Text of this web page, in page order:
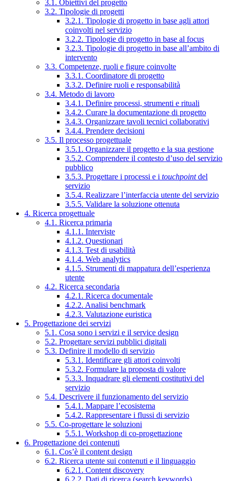
3.1. Obiettivi del progetto
3.2. Tipologie di progetti
3.2.1. Tipologie di progetto in base agli attori
coinvolti nel servizio
3.2.2. Tipologie di progetto in base al focus
3.2.3. Tipologie di progetto in base all’ambito di
intervento
3.3. Competenze, ruoli e figure coinvolte
3.3.1. Coordinatore di progetto
3.3.2. Definire ruoli e responsabilità
3.4. Metodo di lavoro
3.4.1. Definire processi, strumenti e rituali
3.4.2. Curare la documentazione di progetto
3.4.3. Organizzare tavoli tecnici collaborativi
3.4.4. Prendere decisioni
3.5. Il processo progettuale
3.5.1. Organizzare il progetto e la sua gestione
3.5.2. Comprendere il contesto d’uso del servizio
pubblico
3.5.3. Progettare i processi e i touchpointdel
servizio
3.5.4. Realizzare l’interfaccia utente del servizio
3.5.5. Validare la soluzione ottenuta
4. Ricerca progettuale
4.1. Ricerca primaria
4.1.1. Interviste
4.1.2. Questionari
4.1.3. Test di usabilità
4.1.4. Web analytics
4.1.5. Strumenti di mappatura dell’esperienza
utente
4.2. Ricerca secondaria
4.2.1. Ricerca documentale
4.2.2. Analisi benchmark
4.2.3. Valutazione euristica
5. Progettazione dei servizi
5.1. Cosa sono i servizi e il service design
5.2. Progettare servizi pubblici digitali
5.3. Definire il modello di servizio
5.3.1. Identificare gli attori coinvolti
5.3.2. Formulare la proposta di valore
5.3.3. Inquadrare gli elementi costitutivi del
servizio
5.4. Descrivere il funzionamento del servizio
5.4.1. Mappare l’ecosistema
5.4.2. Rappresentare i flussi di servizio
5.5. Co-progettare le soluzioni
5.5.1. Workshop di co-progettazione
6. Progettazione dei contenuti
6.1. Cos’è il content design
6.2. Ricerca utente sui contenuti e il linguaggio
6.2.1. Content discovery
6.2.2. Dati di ricerca (search keywords)